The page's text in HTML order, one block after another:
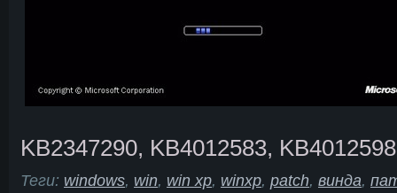
KB2347290, KB4012583,
Теги: windows, win, win xp, winxp, patch, винда,